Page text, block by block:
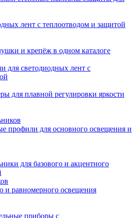
лент с теплоотводом и защитой
и крепёж в одном каталоге
светодиодных лент с
для плавной регулировки яркости
профили для основного освещения и
для базового и акцентного
и равномерного освещения
приборы с